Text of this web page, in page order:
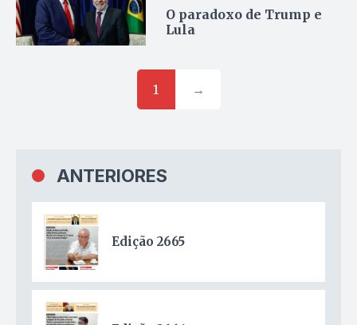
O paradoxo de Trump e
Lula
1 →
ANTERIORES
Edição 2665